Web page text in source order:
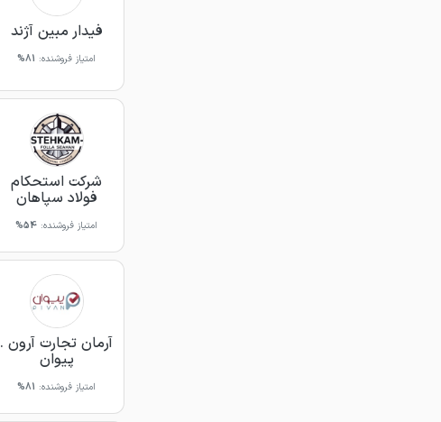
فیدار مبین آژند
امتیاز فروشنده: 81%
شرکت استحکام
فولاد سپاهان
امتیاز فروشنده: 54%
آرمان تجارت آرون .
پیوان
امتیاز فروشنده: 81%